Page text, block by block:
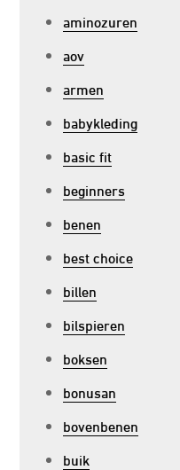
aminozuren
aov
armen
babykleding
basic fit
beginners
benen
best choice
billen
bilspieren
boksen
bonusan
bovenbenen
buik